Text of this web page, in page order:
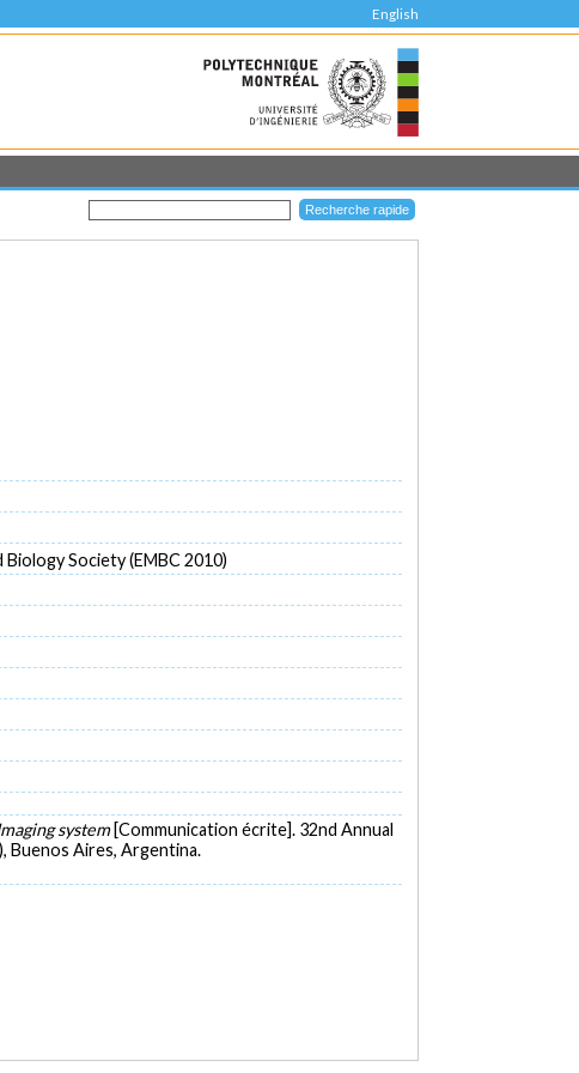
English
Society (EMBC 2010)
system [Communication écrite]. 32nd Annual
Buenos Aires, Argentina.